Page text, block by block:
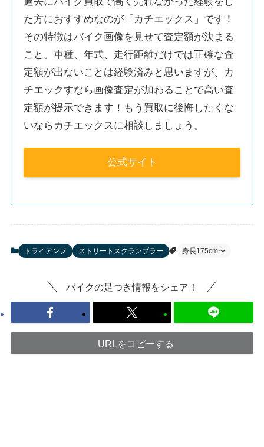
た方におすすめなのが「カチエックス」です！
その特徴はバイク画像を見せて査定額が決まる
こと。車種、年式、走行距離だけでは正確な査
定額が出ないことは経験済みと思いますが、カ
チエックすなら画像査定が加わることで高い査
定額が提示できます！もう買取に後悔したくな
いならカチエックスに相談しましょう。
公式サイト
トライアンフ ストリートスクランブラー 身長175cm〜
バイクの足つき情報をシェア！
URLをコピーする